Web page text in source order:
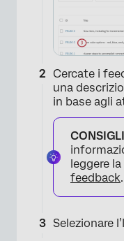
Cercate i
una
in base agli
leggere
feedback.
Selezionare